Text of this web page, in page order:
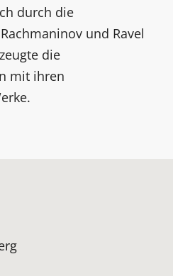
durch die
und Ravel
die
mit ihren